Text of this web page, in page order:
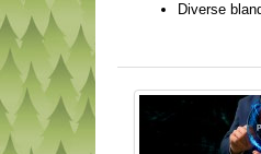
Diverse